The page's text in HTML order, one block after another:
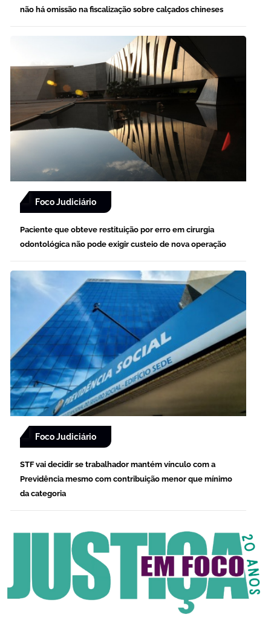
não há omissão na fiscalização sobre calçados chineses
Foco Judiciário
Paciente que obteve restituição por erro em cirurgia
odontológica não pode exigir custeio de nova operação
Foco Judiciário
STF vai decidir se trabalhador mantém vínculo com a
Previdência mesmo com contribuição menor que mínimo
da categoria